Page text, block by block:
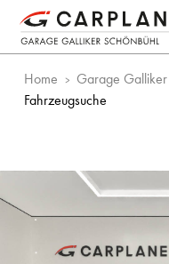
Home Garage
Fahrzeugsuche